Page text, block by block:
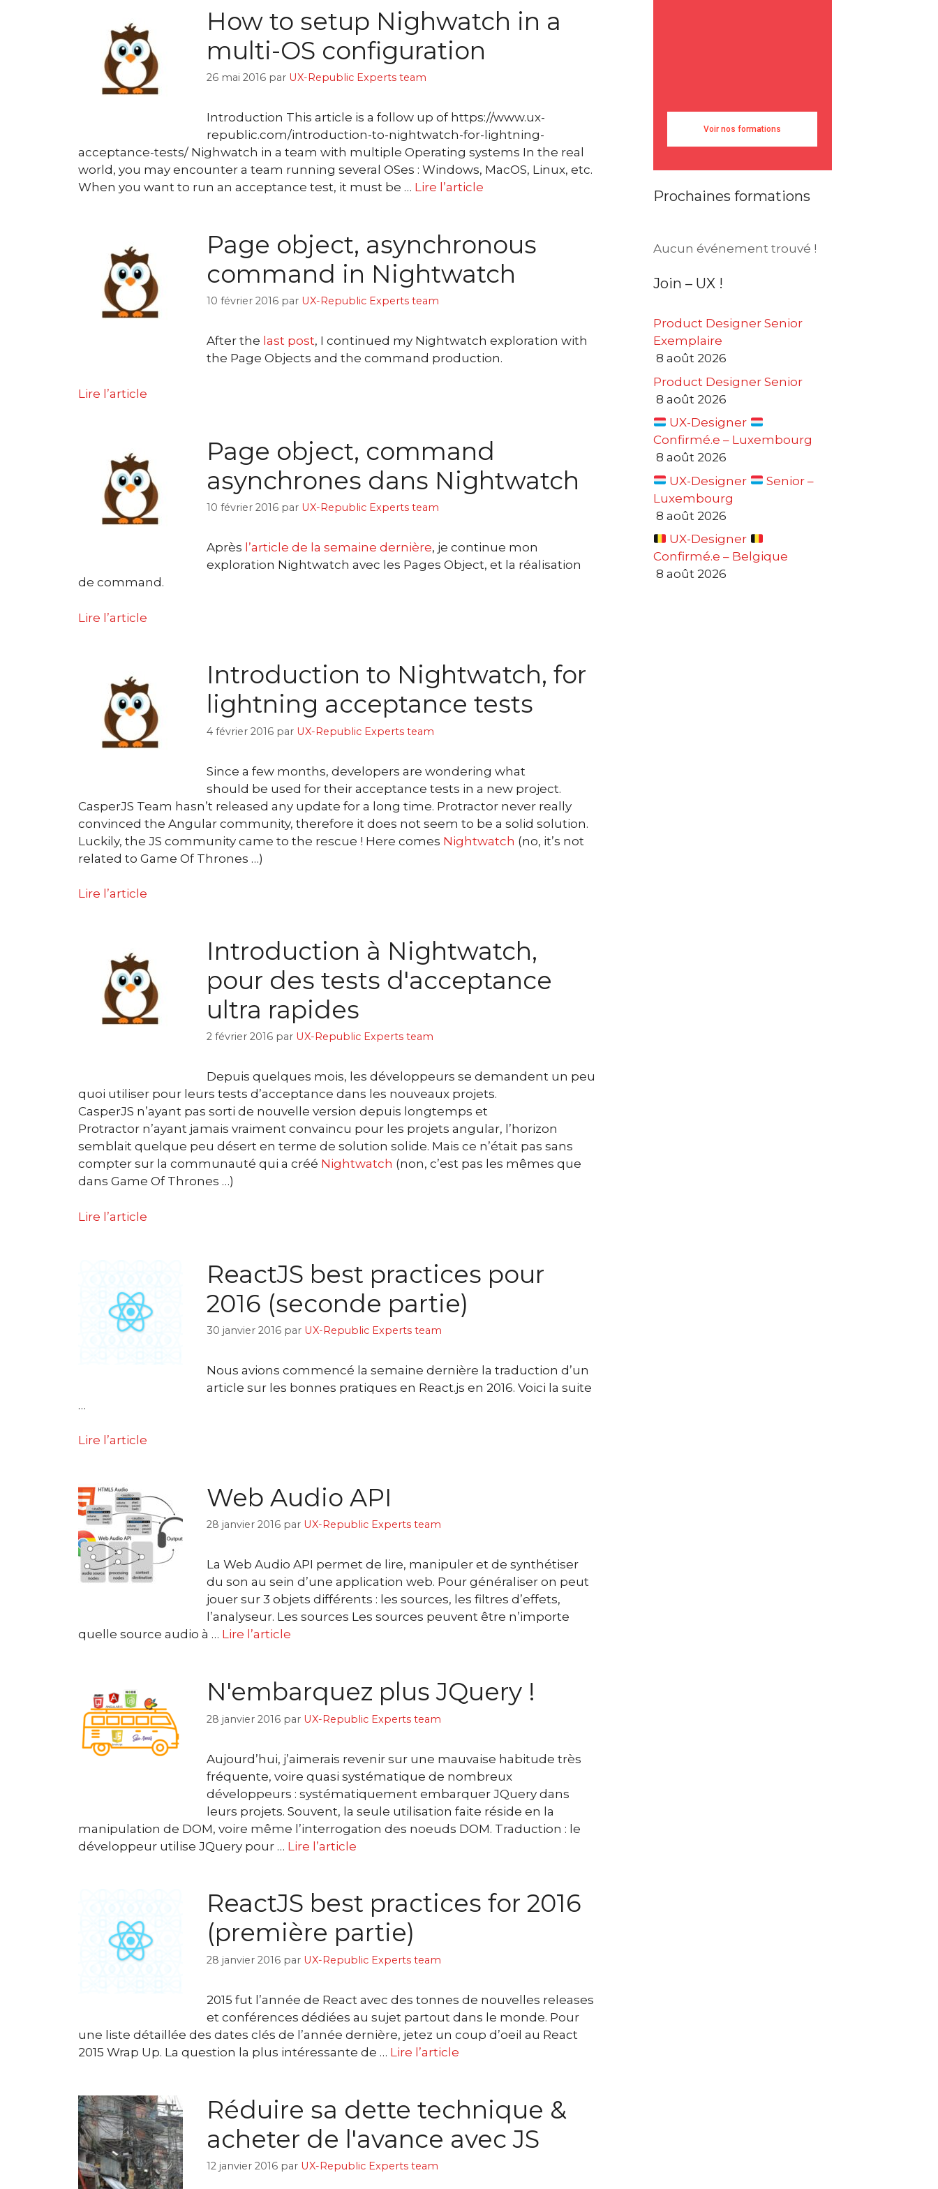
How to setup Nighwatch in a
multi-OS configuration
26 mai 2016 par UX-Republic Experts team
Introduction This article is a follow up of https://www.ux-
republic.com/introduction-to-nightwatch-for-lightning-
acceptance-tests/ Nighwatch in a team with multiple Operating systems In the real
world, you may encounter a team running several OSes : Windows, MacOS, Linux, etc.
When you want to run an acceptance test, it must be … Lire l’article
Page object, asynchronous
command in Nightwatch
10 février 2016 par UX-Republic Experts team
After the last post, I continued my Nightwatch exploration with
the Page Objects and the command production.
Lire l’article
Page object, command
asynchrones dans Nightwatch
10 février 2016 par UX-Republic Experts team
Après l’article de la semaine dernière, je continue mon
exploration Nightwatch avec les Pages Object, et la réalisation
de command.
Lire l’article
Introduction to Nightwatch, for
lightning acceptance tests
4 février 2016 par UX-Republic Experts team
Since a few months, developers are wondering what
should be used for their acceptance tests in a new project.
CasperJS Team hasn’t released any update for a long time. Protractor never really
convinced the Angular community, therefore it does not seem to be a solid solution.
Luckily, the JS community came to the rescue ! Here comes Nightwatch (no, it’s not
related to Game Of Thrones …)
Lire l’article
Introduction à Nightwatch,
pour des tests d'acceptance
ultra rapides
2 février 2016 par UX-Republic Experts team
Depuis quelques mois, les développeurs se demandent un peu
quoi utiliser pour leurs tests d’acceptance dans les nouveaux projets.
CasperJS n’ayant pas sorti de nouvelle version depuis longtemps et
Protractor n’ayant jamais vraiment convaincu pour les projets angular, l’horizon
semblait quelque peu désert en terme de solution solide. Mais ce n’était pas sans
compter sur la communauté qui a créé Nightwatch (non, c’est pas les mêmes que
dans Game Of Thrones …)
Lire l’article
ReactJS best practices pour
2016 (seconde partie)
30 janvier 2016 par UX-Republic Experts team
Nous avions commencé la semaine dernière la traduction d’un
article sur les bonnes pratiques en React.js en 2016. Voici la suite
…
Lire l’article
Web Audio API
28 janvier 2016 par UX-Republic Experts team
La Web Audio API permet de lire, manipuler et de synthétiser
du son au sein d’une application web. Pour généraliser on peut
jouer sur 3 objets différents : les sources, les filtres d’effets,
l’analyseur. Les sources Les sources peuvent être n’importe
quelle source audio à … Lire l’article
N'embarquez plus JQuery !
28 janvier 2016 par UX-Republic Experts team
Aujourd’hui, j’aimerais revenir sur une mauvaise habitude très
fréquente, voire quasi systématique de nombreux
développeurs : systématiquement embarquer JQuery dans
leurs projets. Souvent, la seule utilisation faite réside en la
manipulation de DOM, voire même l’interrogation des noeuds DOM. Traduction : le
développeur utilise JQuery pour … Lire l’article
ReactJS best practices for 2016
(première partie)
28 janvier 2016 par UX-Republic Experts team
2015 fut l’année de React avec des tonnes de nouvelles releases
et conférences dédiées au sujet partout dans le monde. Pour
une liste détaillée des dates clés de l’année dernière, jetez un coup d’oeil au React
2015 Wrap Up. La question la plus intéressante de … Lire l’article
Réduire sa dette technique &
acheter de l'avance avec JS
12 janvier 2016 par UX-Republic Experts team
Voir nos formations
Prochaines formations
Aucun événement trouvé !
Join – UX !
Product Designer Senior
Exemplaire
8 août 2026
Product Designer Senior
8 août 2026
UX-Designer
Confirmé.e – Luxembourg
8 août 2026
UX-Designer
Senior –
Luxembourg
8 août 2026
UX-Designer
Confirmé.e – Belgique
8 août 2026